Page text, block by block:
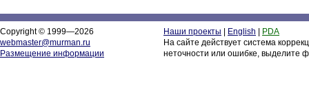
Copyright © 1999—2026
webmaster@murman.ru
Размещение информации
Наши проекты English
PDA
На сайте действует система
неточности или ошибке, выделите